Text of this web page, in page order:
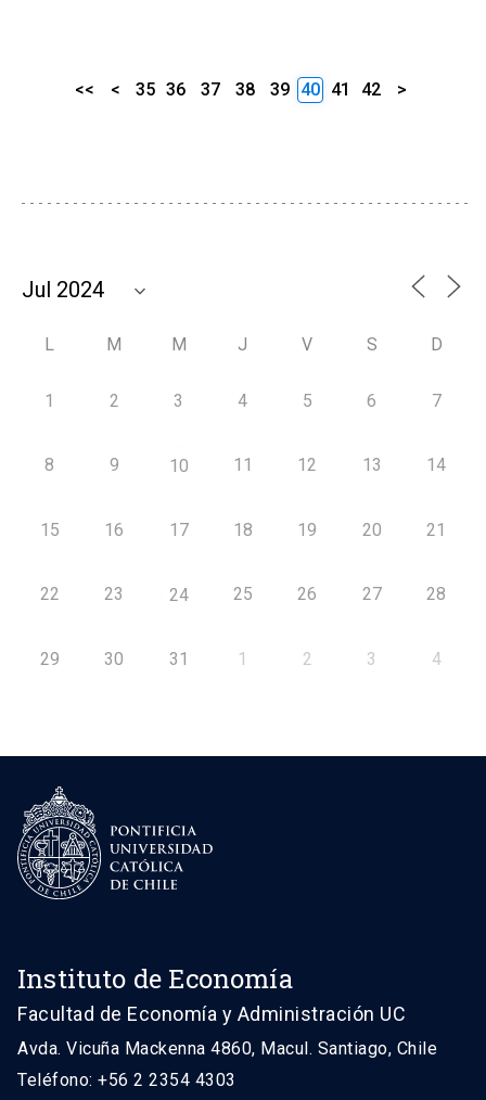
<< < 35 36 37 38 39 40 41 42 >
L M M J V S D
1 2 3 4 5 6 7
8 9 10 11 12 13 14
15 16 17 18 19 20 21
22 23 24 25 26 27 28
29 30 31 1 2 3 4
Instituto de Economía
Facultad de Economía y Administración UC
Avda. Vicuña Mackenna 4860, Macul. Santiago, Chile
Teléfono: +56 2 2354 4303